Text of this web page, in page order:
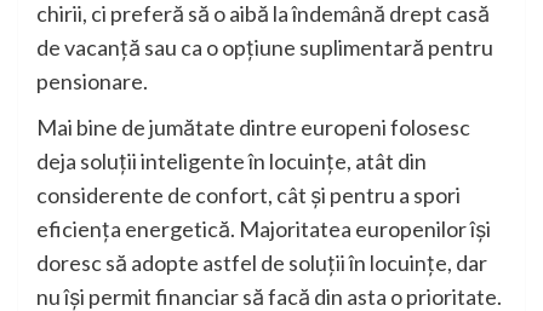
chirii, ci preferă să o aibă la îndemână drept casă
de vacanță sau ca o opțiune suplimentară pentru
pensionare.
Mai bine de jumătate dintre europeni folosesc
deja soluții inteligente în locuințe, atât din
considerente de confort, cât și pentru a spori
eficiența energetică. Majoritatea europenilor își
doresc să adopte astfel de soluții în locuințe, dar
nu își permit financiar să facă din asta o prioritate.